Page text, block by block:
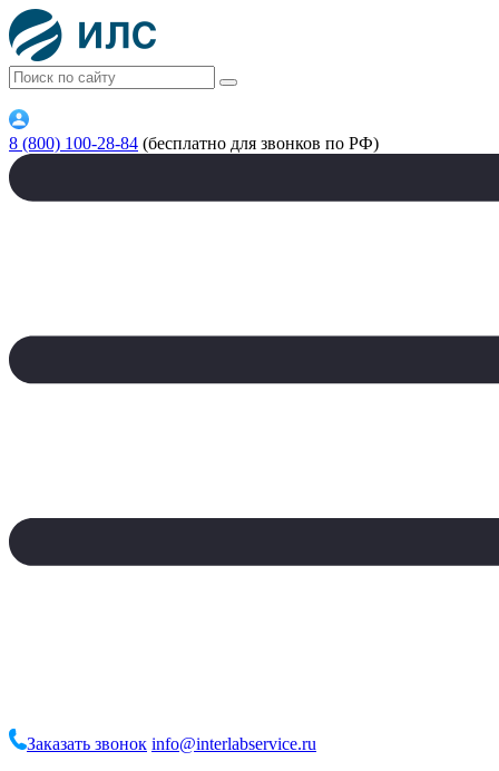
8 (800) 100-28-84 (бесплатно для звонков по РФ)
Заказать звонок info@interlabservice.ru